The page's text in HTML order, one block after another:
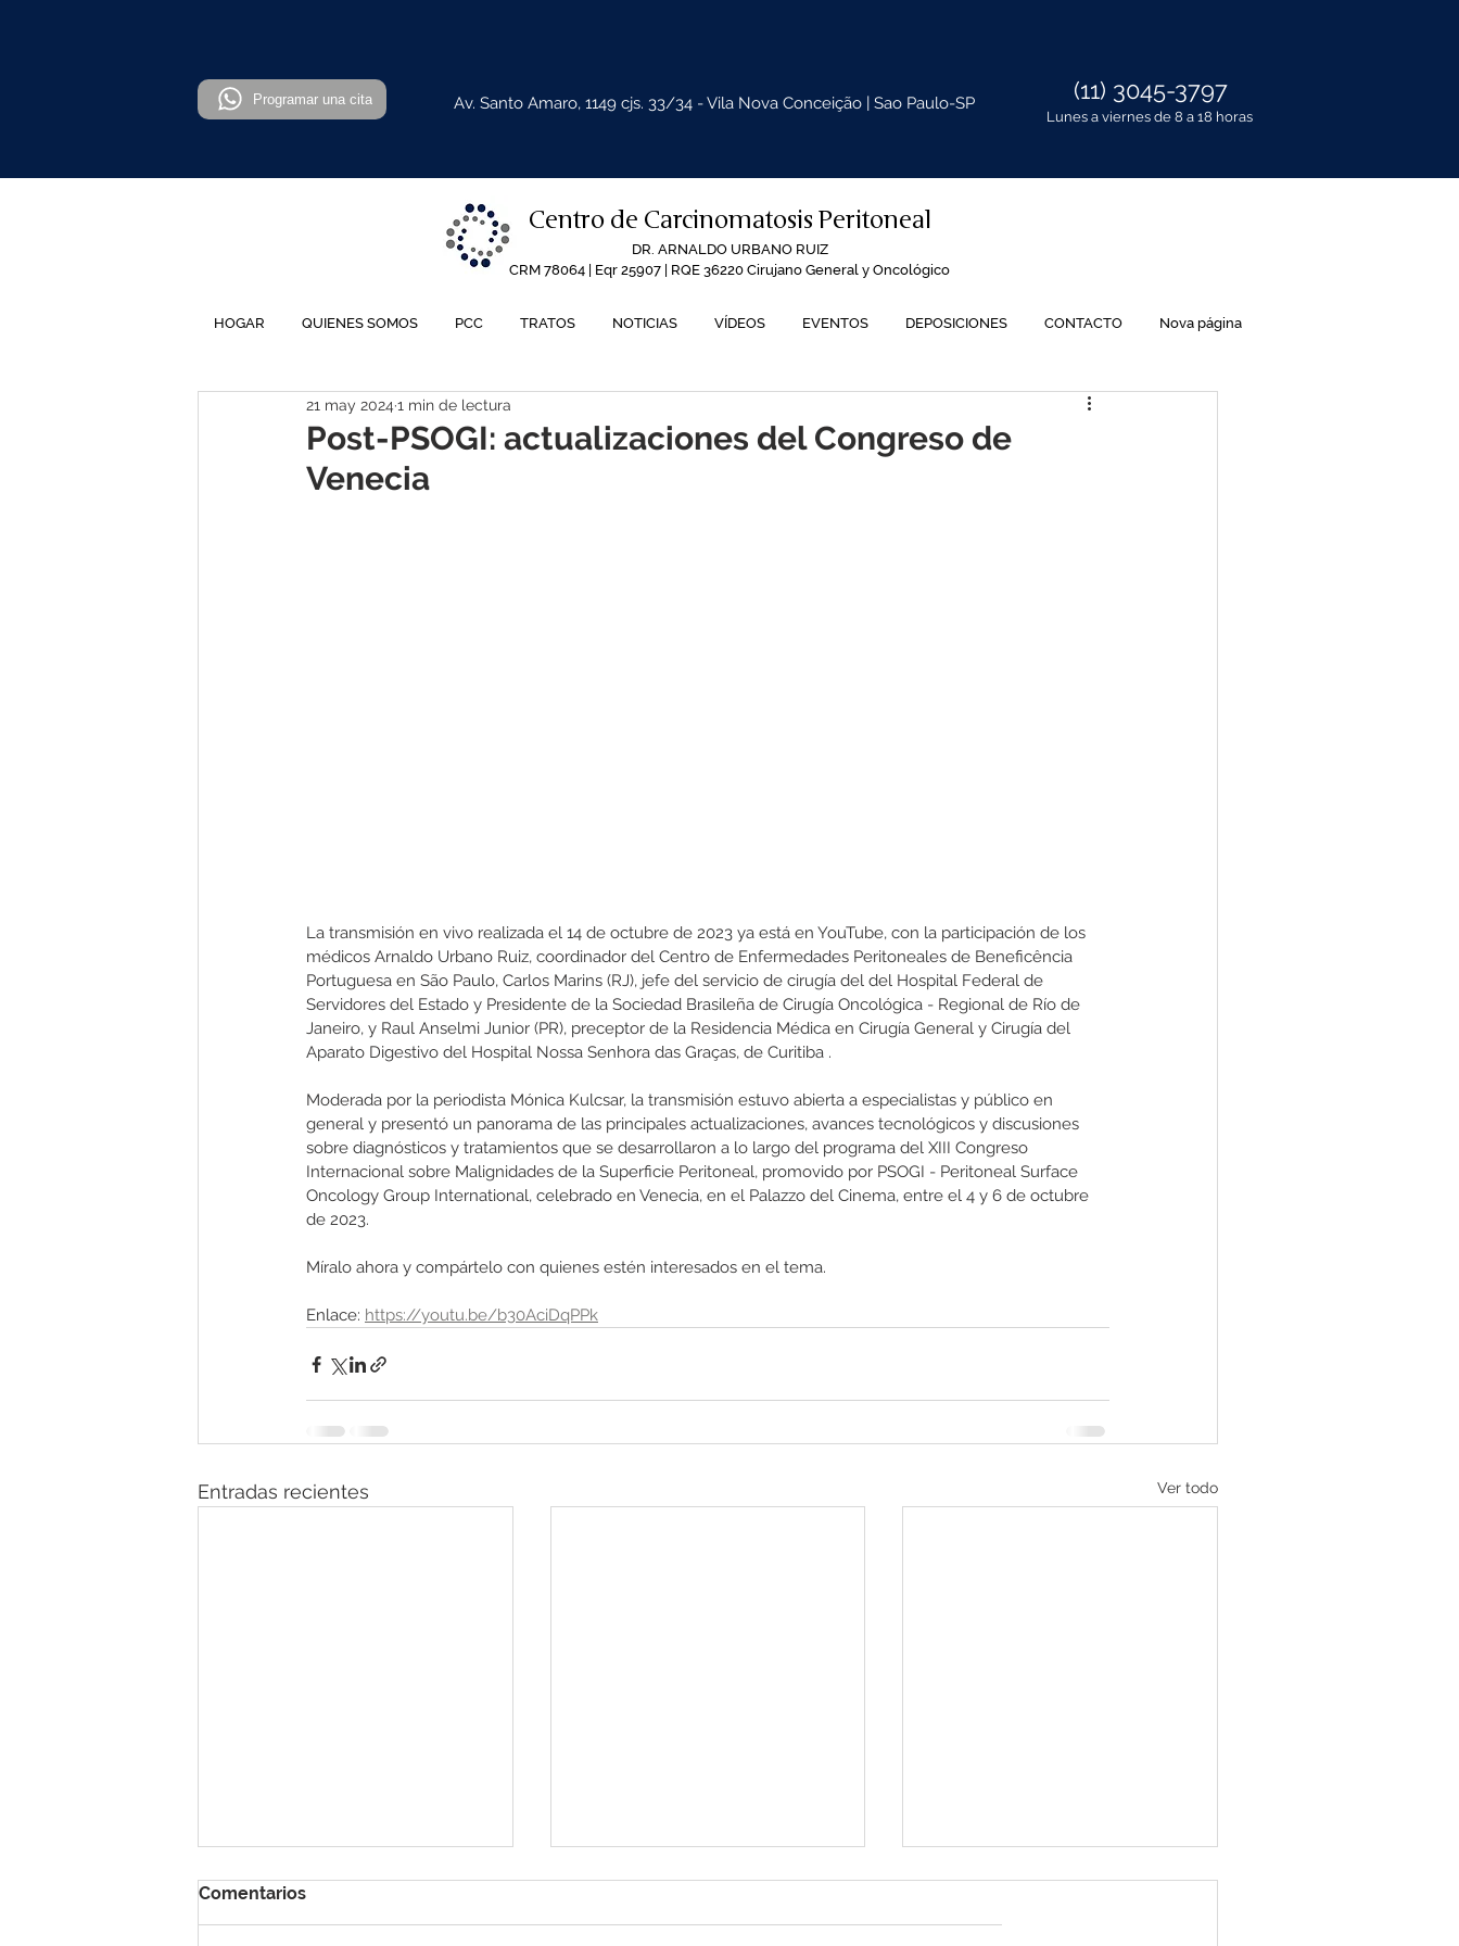
Programar una cita Av. Santo Amaro, 1149 cjs. 33/34 - Vila Nova Conceição | Sao Paulo-SP (11) 3045-3797
Lunes a viernes de 8 a 18 horas
Centro de Carcinomatosis Peritoneal
DR. ARNALDO URBANO RUIZ
CRM 78064 | Eqr 25907 | RQE 36220 Cirujano General y Oncológico
HOGAR QUIENES SOMOS PCC TRATOS NOTICIAS VÍDEOS EVENTOS DEPOSICIONES CONTACTO Nova página
Post-PSOGI: actualizaciones del Congreso de
Venecia
21 may 2024 1 min de lectura
La transmisión en vivo realizada el 14 de octubre de 2023 ya está en YouTube, con la participación de los
médicos Arnaldo Urbano Ruiz, coordinador del Centro de Enfermedades Peritoneales de Beneficência
Portuguesa en São Paulo, Carlos Marins (RJ), jefe del servicio de cirugía del del Hospital Federal de
Servidores del Estado y Presidente de la Sociedad Brasileña de Cirugía Oncológica - Regional de Río de
Janeiro, y Raul Anselmi Junior (PR), preceptor de la Residencia Médica en Cirugía General y Cirugía del
Aparato Digestivo del Hospital Nossa Senhora das Graças, de Curitiba .
Moderada por la periodista Mónica Kulcsar, la transmisión estuvo abierta a especialistas y público en
general y presentó un panorama de las principales actualizaciones, avances tecnológicos y discusiones
sobre diagnósticos y tratamientos que se desarrollaron a lo largo del programa del XIII Congreso
Internacional sobre Malignidades de la Superficie Peritoneal, promovido por PSOGI - Peritoneal Surface
Oncology Group International, celebrado en Venecia, en el Palazzo del Cinema, entre el 4 y 6 de octubre
de 2023.
Míralo ahora y compártelo con quienes estén interesados en el tema.
Enlace: https://youtu.be/b30AciDqPPk
Entradas recientes Ver todo
Comentarios